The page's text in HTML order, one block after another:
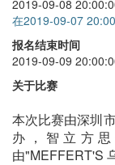
五魔方
+
金字塔
斜转
+
SQ1
2019-09-08
在2019-09-07
报名结束时间
2019-09-09
关于比赛
本次比赛由深圳
办，智立方
由"MEFFERT'S